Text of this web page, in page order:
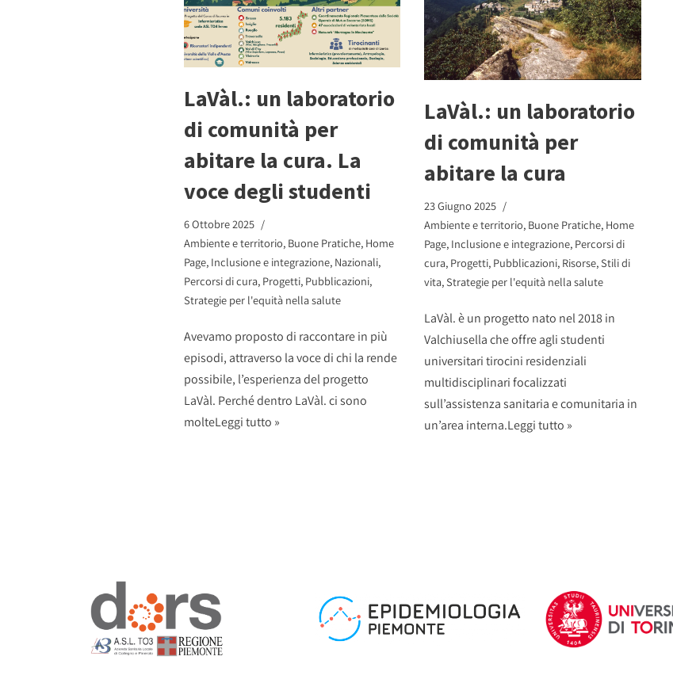
LaVàl.: un laboratorio
di comunità per
abitare la cura. La
voce degli studenti
6 Ottobre 2025
Ambiente e territorio, Buone Pratiche, Home
Page, Inclusione e integrazione, Nazionali,
Percorsi di cura, Progetti, Pubblicazioni,
Strategie per l'equità nella salute
Avevamo proposto di raccontare in più
episodi, attraverso la voce di chi la rende
possibile, l’esperienza del progetto
LaVàl. Perché dentro LaVàl. ci sono
molteLeggi tutto »
LaVàl.: un laboratorio
di comunità per
abitare la cura
23 Giugno 2025
Ambiente e territorio, Buone Pratiche, Home
Page, Inclusione e integrazione, Percorsi di
cura, Progetti, Pubblicazioni, Risorse,Stili di
vita,Strategie per l'equità nella salute
LaVàl. è un progetto nato nel 2018 in
Valchiusella che offre agli studenti
universitari tirocini residenziali
multidisciplinari focalizzati
sull’assistenza sanitaria e comunitaria in
un’area interna.Leggi tutto »